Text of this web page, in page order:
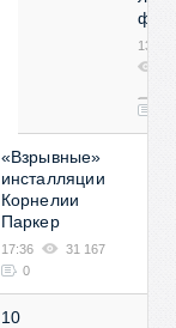
13:53
«Взрывные»
инсталляции
Корнелии
Паркер
17:36
31 167
0
10